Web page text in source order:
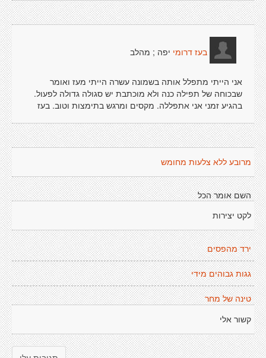
בעז דרומי יפה ; מהלב
אני הייתי מתפלל אותה בשמונה עשרה הייתי מעז ואומר
שבכוחה של תפילה כנה ולא מוכתבת יש סגולה גדולה לפעול.
בהגיע זמני אני אתפללה. מקסים ומרגש בתימצות וטוב. בעז
מרובע ללא צלעות מחומש
השם אומר הכל
לקט יצירות
ירד מהפסים
גגות גבוהים מידי
טינה של מחר
קשור אלי